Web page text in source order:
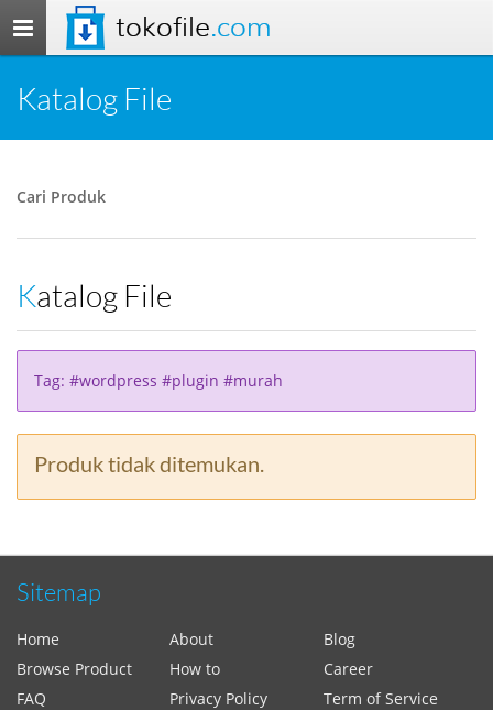
Toggle
navigation
tokofile.com
Katalog File
Cari Produk
Katalog File
Tag: #wordpress #plugin #murah
Produk tidak ditemukan.
Sitemap
Home About
Blog
Browse Product
How to
Career
FAQ
Privacy Policy
Term of Service